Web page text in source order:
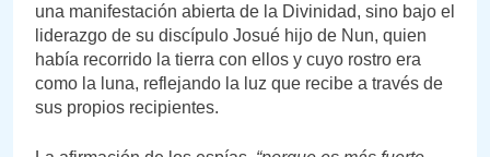
una manifestación abierta de la Divinidad, sino bajo el
liderazgo de su discípulo Josué hijo de Nun, quien
había recorrido la tierra con ellos y cuyo rostro era
como la luna, reflejando la luz que recibe a través de
sus propios recipientes.